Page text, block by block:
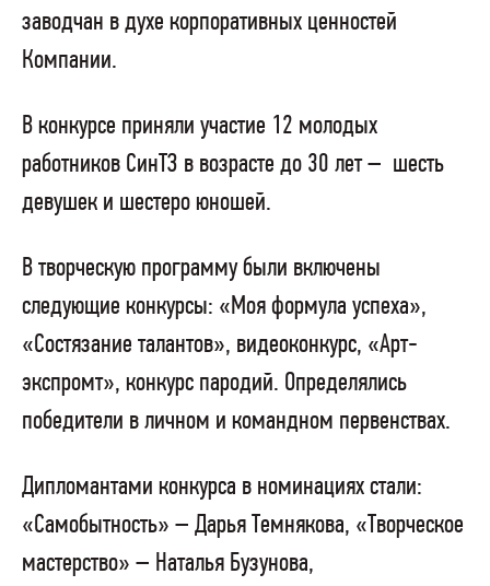
заводчан в духе корпоративных ценностей
Компании.
В конкурсе приняли участие 12 молодых
работников СинТЗ в возрасте до 30 лет – шесть
девушек и шестеро юношей.
В творческую программу были включены
следующие конкурсы: «Моя формула успеха»,
«Состязание талантов», видеоконкурс, «Арт-
экспромт», конкурс пародий. Определялись
победители в личном и командном первенствах.
Дипломантами конкурса в номинациях стали:
«Самобытность» – Дарья Темнякова, «Творческое
мастерство» – Наталья Бузунова,